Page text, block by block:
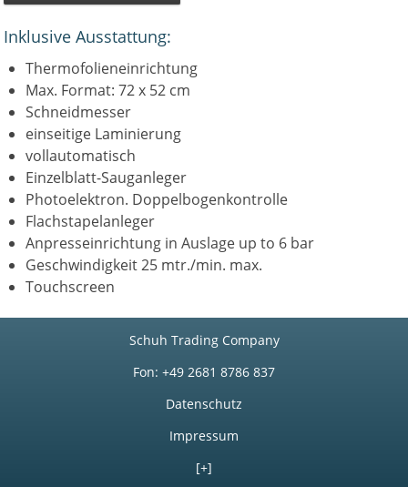
Inklusive Ausstattung:
Thermofolieneinrichtung
Max. Format: 72 x 52 cm
Schneidmesser
einseitige Laminierung
vollautomatisch
Einzelblatt-Sauganleger
Photoelektron. Doppelbogenkontrolle
Flachstapelanleger
Anpresseinrichtung in Auslage up to 6 bar
Geschwindigkeit 25 mtr./min. max.
Touchscreen
Schuh Trading Company
Fon: +49 2681 8786 837
Datenschutz
Impressum
[+]